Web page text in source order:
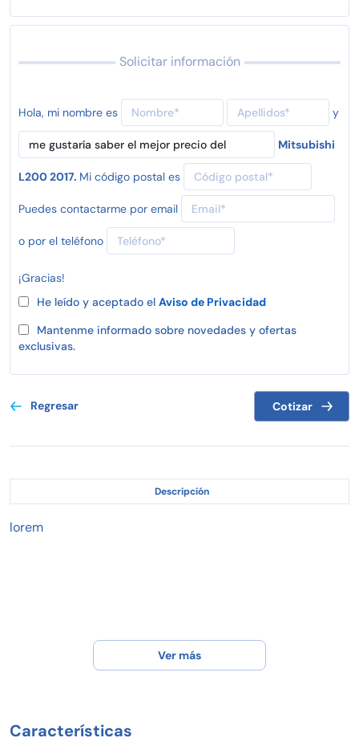
Solicitar información
Hola, mi nombre es y
Mitsubishi
L200 2017. Mi código postal es
Puedes contactarme por email
o por el teléfono
¡Gracias!
He leído y aceptado el Aviso de Privacidad
Mantenme informado sobre novedades y ofertas
exclusivas.
Regresar Cotizar
Descripción
lorem
Ver más
Características